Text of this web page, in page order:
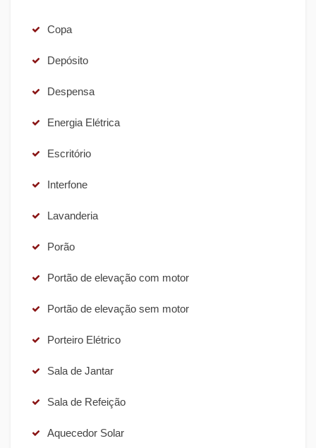
Copa
Depósito
Despensa
Energia Elétrica
Escritório
Interfone
Lavanderia
Porão
Portão de elevação com motor
Portão de elevação sem motor
Porteiro Elétrico
Sala de Jantar
Sala de Refeição
Aquecedor Solar